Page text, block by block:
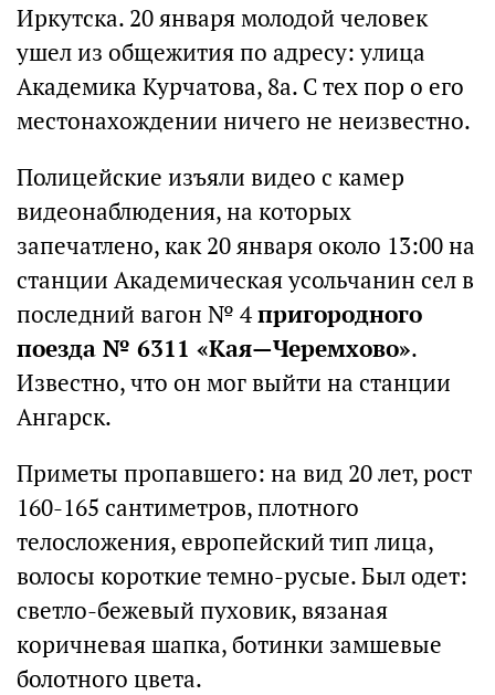
Иркутска. 20 января молодой человек
ушел из общежития по адресу: улица
Академика Курчатова, 8а. С тех пор о его
местонахождении ничего не неизвестно.
Полицейские изъяли видео с камер
видеонаблюдения, на которых
запечатлено, как 20 января около 13:00 на
станции Академическая усольчанин сел в
последний вагон № 4пригородного
поезда № 6311 «Кая—Черемхово».
Известно, что он мог выйти на станции
Ангарск.
Приметы пропавшего: на вид 20 лет, рост
160-165 сантиметров, плотного
телосложения, европейский тип лица,
волосы короткие темно-русые. Был одет:
светло-бежевый пуховик, вязаная
коричневая шапка, ботинки замшевые
болотного цвета.